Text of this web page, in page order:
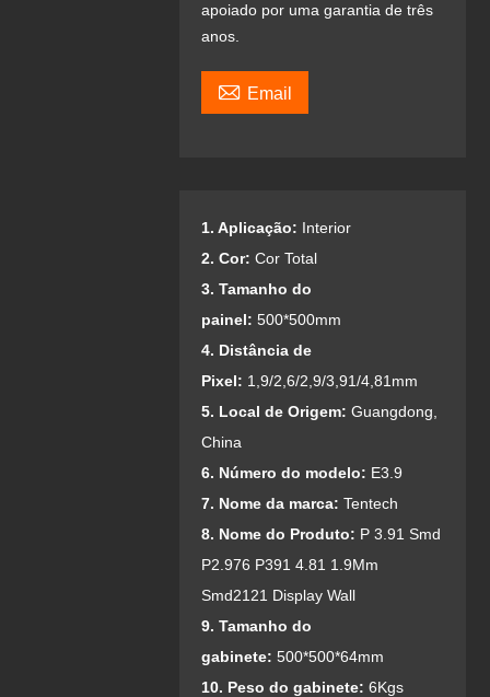
apoiado por uma garantia de três
anos.
 Email
1. Aplicação: Interior
2. Cor: Cor Total
3. Tamanho do
painel: 500*500mm
4. Distância de
Pixel: 1,9/2,6/2,9/3,91/4,81mm
5. Local de Origem: Guangdong,
China
6. Número do modelo: E3.9
7. Nome da marca: Tentech
8. Nome do Produto: P 3.91 Smd
P2.976 P391 4.81 1.9Mm
Smd2121 Display Wall
9. Tamanho do
gabinete: 500*500*64mm
10. Peso do gabinete: 6Kgs